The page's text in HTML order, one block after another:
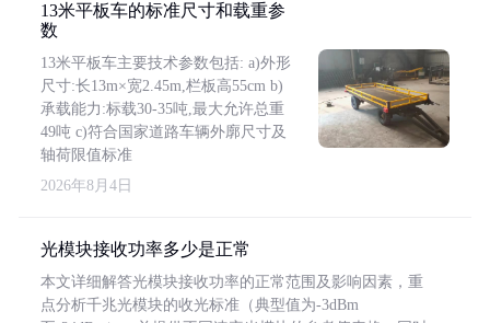
13米平板车的标准尺寸和载重参
数
13米平板车主要技术参数包括: a)外形
尺寸:长13m×宽2.45m,栏板高55cm b)
承载能力:标载30-35吨,最大允许总重
49吨 c)符合国家道路车辆外廓尺寸及
轴荷限值标准
2026年8月4日
光模块接收功率多少是正常
本文详细解答光模块接收功率的正常范围及影响因素，重
点分析千兆光模块的收光标准（典型值为-3dBm